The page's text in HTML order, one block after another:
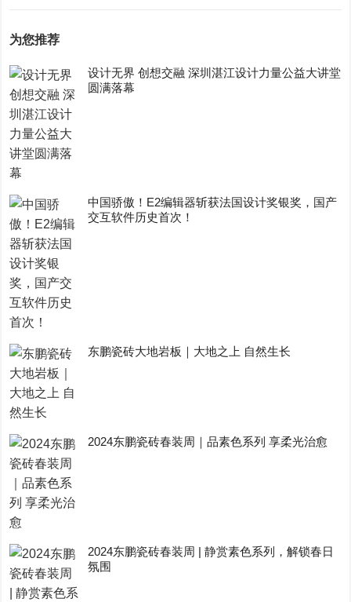
为您推荐
设计无界 创想交融 深圳湛江设计力量公益大讲堂
圆满落幕
中国骄傲！E2编辑器斩获法国设计奖银奖，国产
交互软件历史首次！
东鹏瓷砖大地岩板｜大地之上 自然生长
2024东鹏瓷砖春装周｜品素色系列 享柔光治愈
2024东鹏瓷砖春装周 | 静赏素色系列，解锁春日
氛围